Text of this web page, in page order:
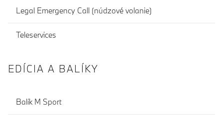
Legal Emergency Call (núdzové volanie)
Teleservices
EDÍCIA A BALÍKY
Balík M Sport